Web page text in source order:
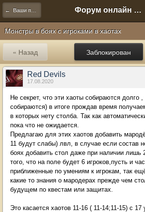
← Ваши предложения Форум онлайн игры "Новая Эра" (Нюра Биз)
Монстры в боях с игроками в хаотах
Заблокирован
« Назад
Red Devils
17.08.2020
Не секрет, что эти хаоты собираются долго
собираются) в итоге прождав время
в которых нету столба. Так как
пока что не ожидается.
Предлагаю для этих хаотов добавить
11 будут слабы) лвл, в случае если состав
боях добавить стол даже при наличии лишь
того, что на поле будет 6 игроков,пусть и
приближенные по умениям к игрокам, так
какие то знания о мародерах прежде чем
будущем по квестам или защитах.
Это касается хаотов 11-16 ( 11-14;11-15) с 17